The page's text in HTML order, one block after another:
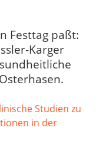
Festtag paßt:
Karger
Studien zu
in der